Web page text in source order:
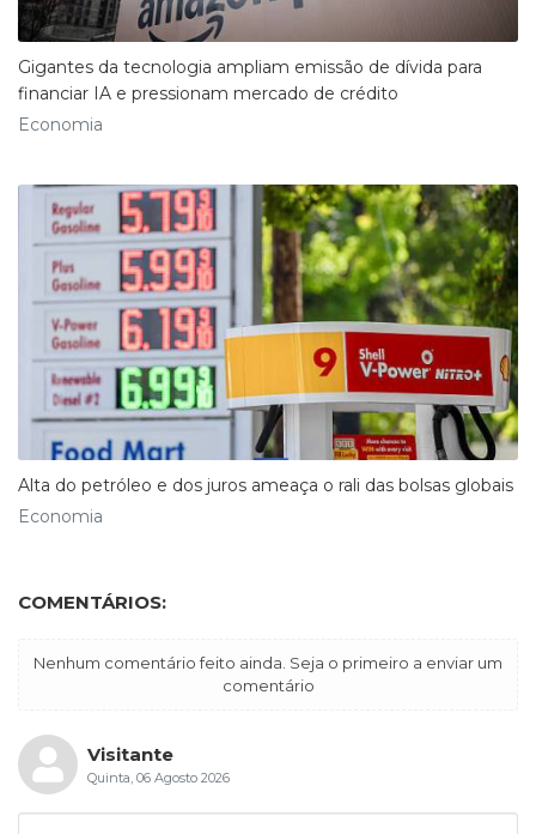
Gigantes da tecnologia ampliam emissão de dívida para
financiar IA e pressionam mercado de crédito
Economia
Alta do petróleo e dos juros ameaça o rali das bolsas globais
Economia
COMENTÁRIOS:
Nenhum comentário feito ainda. Seja o primeiro a enviar um
comentário
Visitante
Quinta, 06 Agosto 2026